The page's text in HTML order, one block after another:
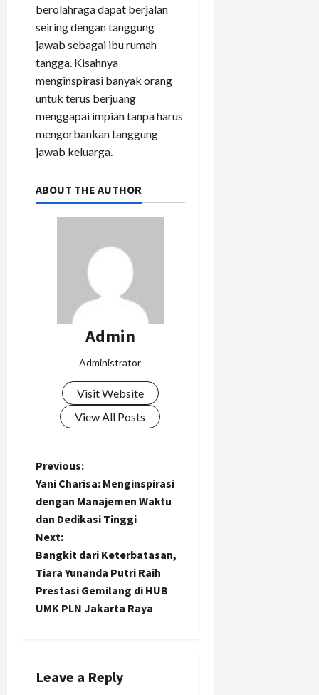
berolahraga dapat berjalan
seiring dengan tanggung
jawab sebagai ibu rumah
tangga. Kisahnya
menginspirasi banyak orang
untuk terus berjuang
menggapai impian tanpa harus
mengorbankan tanggung
jawab keluarga.
ABOUT THE AUTHOR
Admin
Administrator
Visit Website
View All Posts
P
o
s
t
n
a
i
Previous:
Yani Charisa: Menginspirasi
dengan Manajemen Waktu
dan Dedikasi Tinggi
Next:
Bangkit dari Keterbatasan,
Tiara Yunanda Putri Raih
Prestasi Gemilang di HUB
UMK PLN Jakarta Raya
Leave a Reply